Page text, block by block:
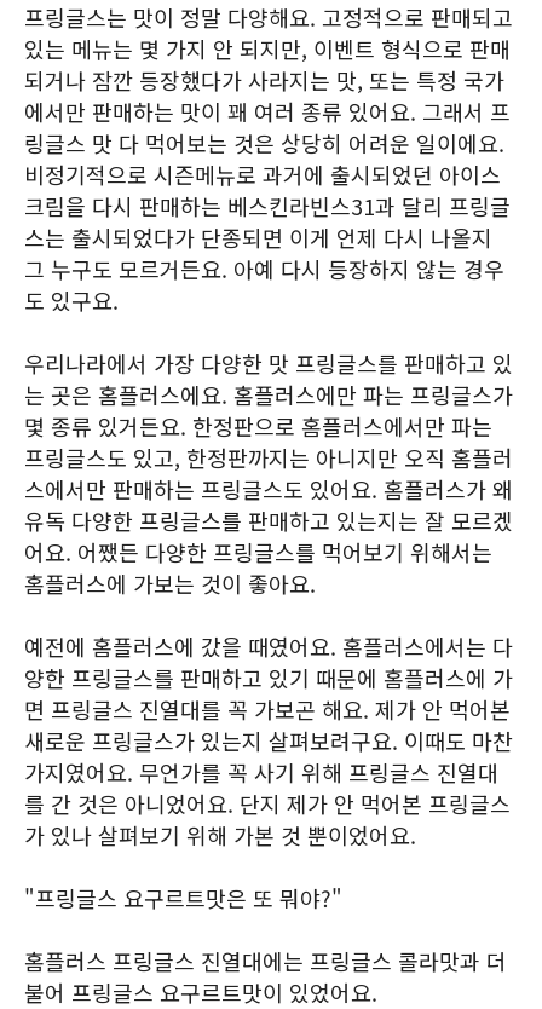
프링글스는 맛이 정말 다양해요. 고정적으로 판매되고
있는 메뉴는 몇 가지 안 되지만, 이벤트 형식으로 판매
되거나 잠깐 등장했다가 사라지는 맛, 또는 특정 국가
에서만 판매하는 맛이 꽤 여러 종류 있어요. 그래서 프
링글스 맛 다 먹어보는 것은 상당히 어려운 일이에요.
비정기적으로 시즌메뉴로 과거에 출시되었던 아이스
크림을 다시 판매하는 베스킨라빈스31과 달리 프링글
스는 출시되었다가 단종되면 이게 언제 다시 나올지
그 누구도 모르거든요. 아예 다시 등장하지 않는 경우
도 있구요.
우리나라에서 가장 다양한 맛 프링글스를 판매하고 있
는 곳은 홈플러스에요. 홈플러스에만 파는 프링글스가
몇 종류 있거든요. 한정판으로 홈플러스에서만 파는
프링글스도 있고, 한정판까지는 아니지만 오직 홈플러
스에서만 판매하는 프링글스도 있어요. 홈플러스가 왜
유독 다양한 프링글스를 판매하고 있는지는 잘 모르겠
어요. 어쨌든 다양한 프링글스를 먹어보기 위해서는
홈플러스에 가보는 것이 좋아요.
예전에 홈플러스에 갔을 때였어요. 홈플러스에서는 다
양한 프링글스를 판매하고 있기 때문에 홈플러스에 가
면 프링글스 진열대를 꼭 가보곤 해요. 제가 안 먹어본
새로운 프링글스가 있는지 살펴보려구요. 이때도 마찬
가지였어요. 무언가를 꼭 사기 위해 프링글스 진열대
를 간 것은 아니었어요. 단지 제가 안 먹어본 프링글스
가 있나 살펴보기 위해 가본 것 뿐이었어요.
"프링글스 요구르트맛은 또 뭐야?"
홈플러스 프링글스 진열대에는 프링글스 콜라맛과 더
불어 프링글스 요구르트맛이 있었어요.